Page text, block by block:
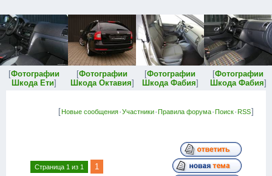
[Фотографии
Шкода Ети]
[Фотографии
Шкода Октавия]
[Фотографии
Шкода Фабия]
[Фотографии
Шкода Фабия]
[Новые сообщения·Участники·Правила форума·Поиск·RSS]
Страница 1 из 1 1